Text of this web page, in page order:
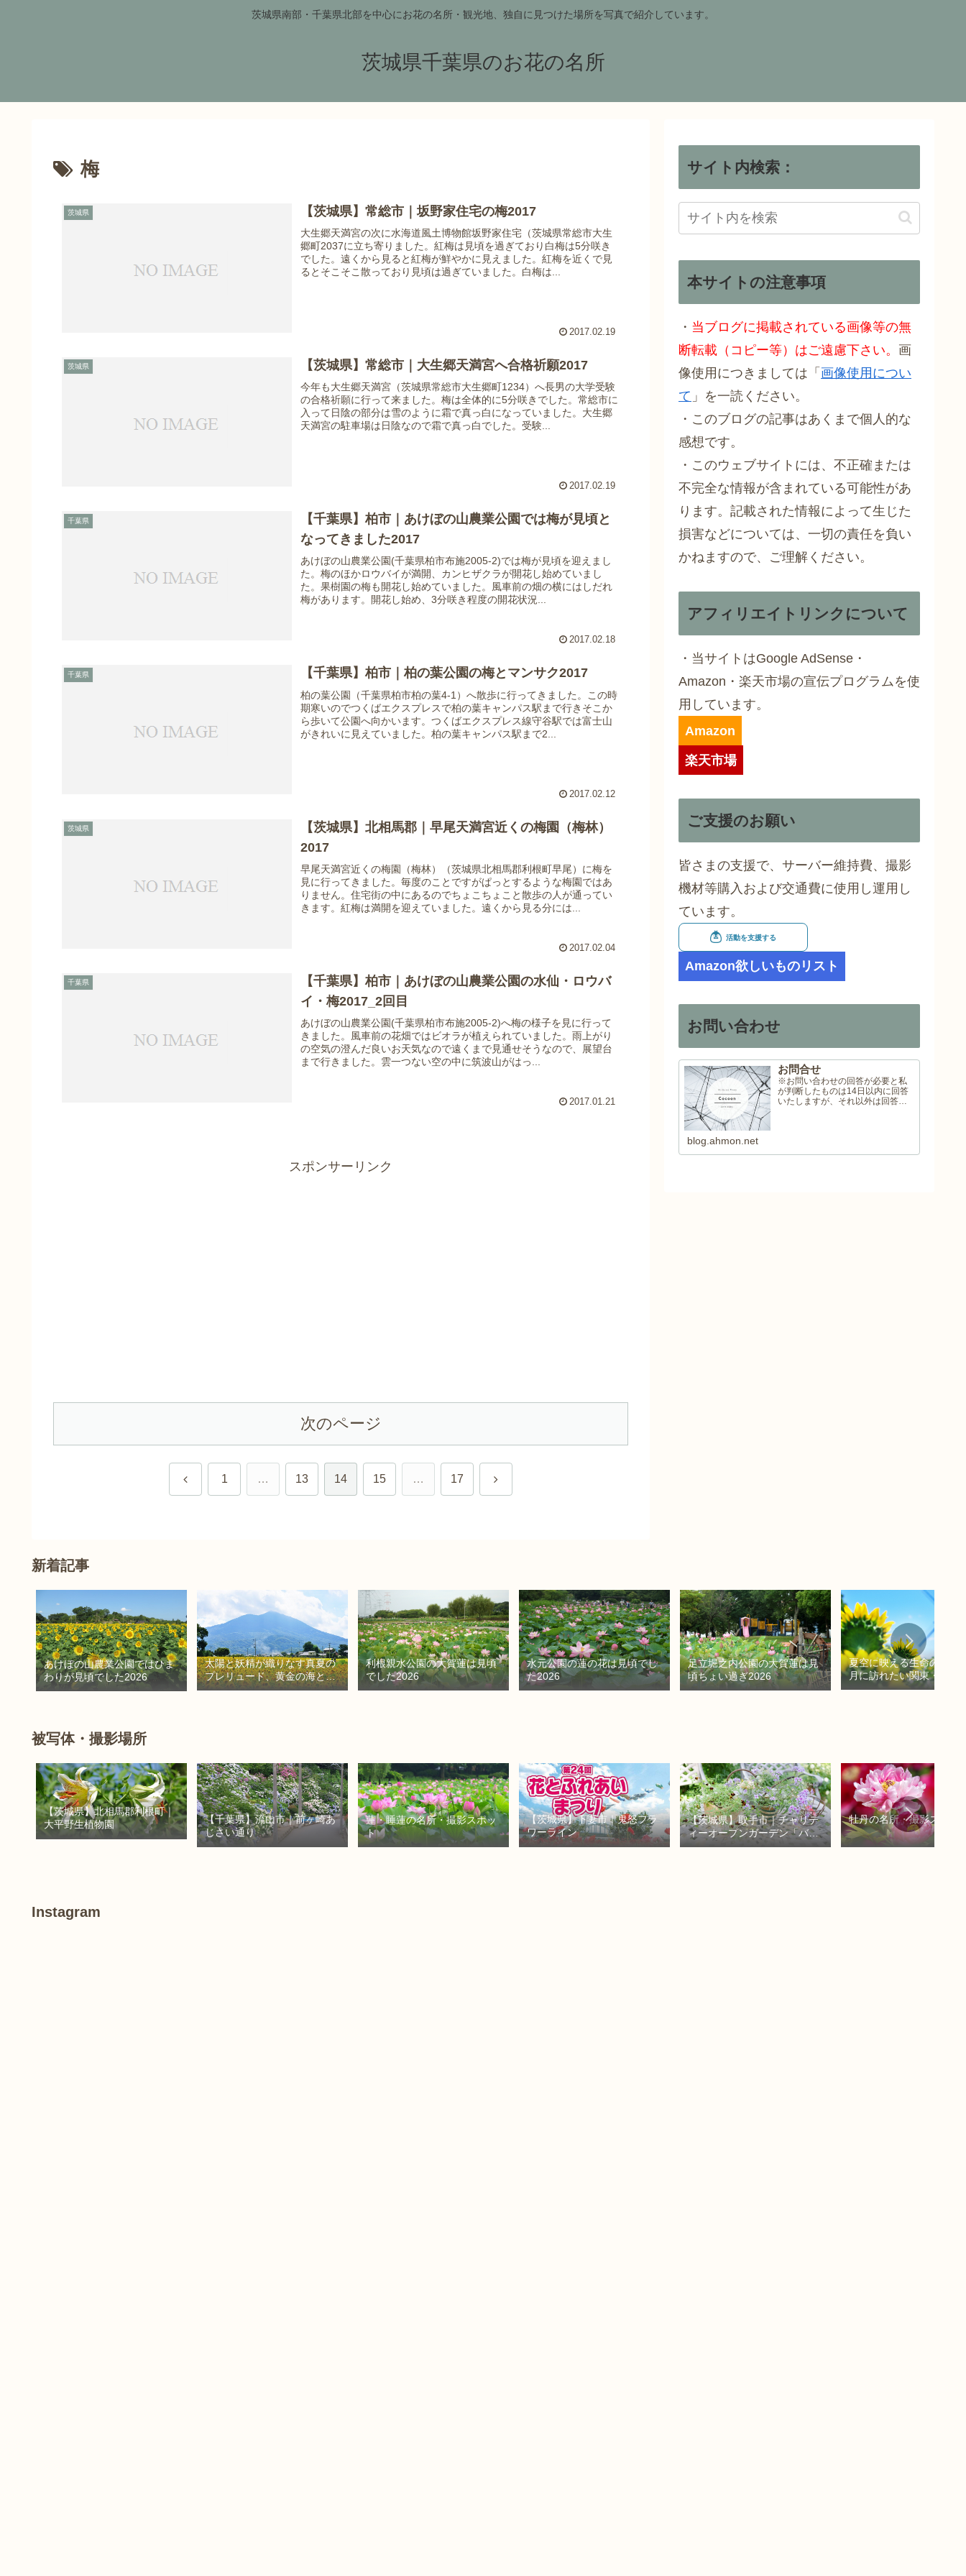
茨城県南部・千葉県北部を中心にお花の名所・観光地、独自に見つけた場所を写真で紹介しています。
茨城県千葉県のお花の名所
梅
茨城県 【茨城県】常総市｜坂野家住宅の梅2017
大生郷天満宮の次に水海道風土博物館坂野家住宅（茨城県常総市大生
郷町2037に立ち寄りました。紅梅は見頃を過ぎており白梅は5分咲き
でした。遠くから見ると紅梅が鮮やかに見えました。紅梅を近くで見
るとそこそこ散っており見頃は過ぎていました。白梅は...
2017.02.19
茨城県 【茨城県】常総市｜大生郷天満宮へ合格祈願2017
今年も大生郷天満宮（茨城県常総市大生郷町1234）へ長男の大学受験
の合格祈願に行って来ました。梅は全体的に5分咲きでした。常総市に
入って日陰の部分は雪のように霜で真っ白になっていました。大生郷
天満宮の駐車場は日陰なので霜で真っ白でした。受験...
2017.02.19
千葉県
【千葉県】柏市｜あけぼの山農業公園では梅が見頃と
なってきました2017
あけぼの山農業公園(千葉県柏市布施2005-2)では梅が見頃を迎えまし
た。梅のほかロウバイが満開、カンヒザクラが開花し始めていまし
た。果樹園の梅も開花し始めていました。風車前の畑の横にはしだれ
梅があります。開花し始め、3分咲き程度の開花状況...
2017.02.18
千葉県 【千葉県】柏市｜柏の葉公園の梅とマンサク2017
柏の葉公園（千葉県柏市柏の葉4-1）へ散歩に行ってきました。この時
期寒いのでつくばエクスプレスで柏の葉キャンパス駅まで行きそこか
ら歩いて公園へ向かいます。つくばエクスプレス線守谷駅では富士山
がきれいに見えていました。柏の葉キャンパス駅まで2...
2017.02.12
茨城県
【茨城県】北相馬郡｜早尾天満宮近くの梅園（梅林）
2017
早尾天満宮近くの梅園（梅林）（茨城県北相馬郡利根町早尾）に梅を
見に行ってきました。毎度のことですがぱっとするような梅園ではあ
りません。住宅街の中にあるのでちょこちょこと散歩の人が通ってい
きます。紅梅は満開を迎えていました。遠くから見る分には...
2017.02.04
千葉県
【千葉県】柏市｜あけぼの山農業公園の水仙・ロウバ
イ・梅2017_2回目
あけぼの山農業公園(千葉県柏市布施2005-2)へ梅の様子を見に行って
きました。風車前の花畑ではビオラが植えられていました。雨上がり
の空気の澄んだ良いお天気なので遠くまで見通せそうなので、展望台
まで行きました。雲一つない空の中に筑波山がはっ...
2017.01.21
スポンサーリンク
次のページ
前 1 … 13 14 15 … 17 次
サイト内検索：
本サイトの注意事項
・ 当ブログに掲載されている画像等の無
断転載（コピー等）はご遠慮下さい。 画
像使用につきましては「 画像使用につい
て 」を一読ください。
・このブログの記事はあくまで個人的な
感想です。
・このウェブサイトには、不正確または
不完全な情報が含まれている可能性があ
ります。記載された情報によって生じた
損害などについては、一切の責任を負い
かねますので、ご理解ください。
アフィリエイトリンクについて
・当サイトはGoogle AdSense・
Amazon・楽天市場の宣伝プログラムを使
用しています。
Amazon
楽天市場
ご支援のお願い
皆さまの支援で、サーバー維持費、撮影
機材等購入および交通費に使用し運用し
ています。
Amazon欲しいものリスト
お問い合わせ
お問合せ
※お問い合わせの回答が必要と私
が判断したものは14日以内に回答
いたしますが、それ以外は回答い
blog.ahmon.net
新着記事
あけぼの山農業公園ではひま
わりが見頃でした2026
太陽と妖精が織りなす真夏の
プレリュード、黄金の海と秘
密の朱色に出会う旅
利根親水公園の大賀蓮は見頃
でした2026
水元公園の蓮の花は見頃でし
た2026
足立堀之内公園の大賀蓮は見
頃ちょい過ぎ2026
夏空に映える生命の輝き
月に訪れたい関東・関西
花畑
被写体・撮影場所
【茨城県】北相馬郡利根町｜
大平野生植物園
【千葉県】流山市｜前ヶ崎あ
じさい通り
蓮・睡蓮の名所・撮影スポッ
ト
【茨城県】下妻市｜鬼怒フラ
ワーライン
【茨城県】取手市｜チャリテ
ィーオープンガーデン「バラ
くら」
牡丹の名所・撮影スポッ
Instagram